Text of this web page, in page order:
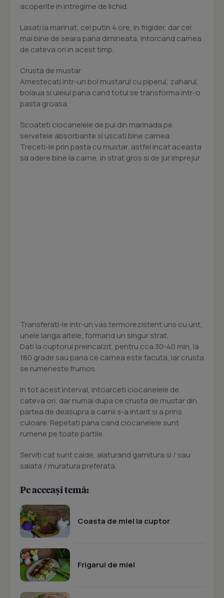
acoperite in intregime de lichid.
Lasati la marinat, cel putin 4 ore, in frigider, dar cel
mai bine de seara pana dimineata, intorcand carnea
de cateva ori in acest timp.
Crusta de mustar
Amestecati intr-un bol mustarul cu piperul, zaharul,
boiaua si uleiul pana cand totul se transforma intr-o
pasta groasa.
Scoateti ciocanelele de pui din marinada pe
servetele absorbante si uscati bine carnea.
Treceti-le prin pasta cu mustar, astfel incat aceasta
sa adere bine la carne, in strat gros si de jur imprejur.
Transferati-le intr-un vas termorezistent uns cu unt,
unele langa altele, formand un singur strat.
Dati la cuptorul preincalzit, pentru cca 30-40 min, la
180 grade sau pana ce carnea este facuta, iar crusta
se rumeneste frumos.
In tot acest interval, intoarceti ciocanelele de
cateva ori, dar numai dupa ce crusta de mustar din
partea de deasupra a carnii s-a intarit si a prins
culoare. Repetati pana cand ciocanelele sunt
rumene pe toate partile.
Serviti cat sunt calde, alaturand garnitura si / sau
salata / muratura preferata.
Pe aceeași temă:
Coasta de miel la cuptor
Frigarui de miel